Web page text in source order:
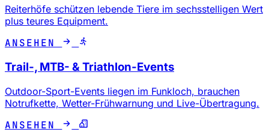
Reiterhöfe schützen lebende Tiere im sechsstelligen Wert
plus teures Equipment.
ANSEHEN
Trail-, MTB- & Triathlon-Events
Outdoor-Sport-Events liegen im Funkloch, brauchen
Notrufkette, Wetter-Frühwarnung und Live-Übertragung.
ANSEHEN